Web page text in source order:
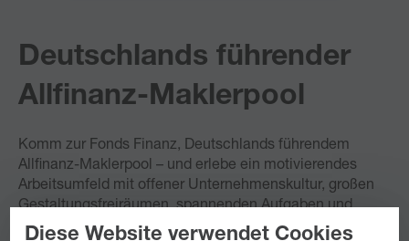
Deutschlands führender
Allfinanz-Maklerpool
Komm zur Fonds Finanz, Deutschlands führendem
Allfinanz-Maklerpool – und erlebe ein motivierendes
Arbeitsumfeld mit offener Unternehmenskultur, großen
Gestaltungsfreiräumen, spannenden Aufgaben und
einem Miteinander auf Augenhöhe!
Diese Website verwendet Cookies